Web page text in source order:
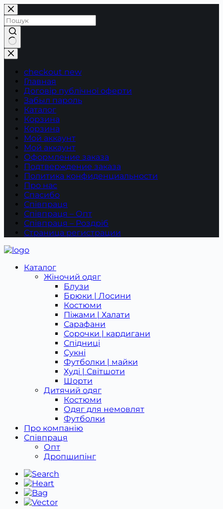
Перейти
до
вмісту
Немає
результатів
checkout new
Главная
Договір публічної оферти
Забыл пароль
Каталог
Корзина
Корзина
Мой аккаунт
Мой аккаунт
Оформление заказа
Подтверждение заказа
Политика конфиденциальности
Про нас
Спасибо
Співпраця
Співпраця – Опт
Співпраця – Роздріб
Страница регистрации
Каталог
Жіночий одяг
Блузи
Брюки | Лосини
Костюми
Піжами | Халати
Сарафани
Сорочки | кардигани
Спідниці
Сукні
Футболки | майки
Худі | Світшоти
Шорти
Дитячий одяг
Костюми
Одяг для немовлят
Футболки
Про компанію
Співпраця
Опт
Дропшипінг